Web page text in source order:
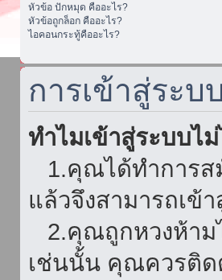
หัวข้อ ปักหมุด คืออะไร?
หัวข้อถูกล็อก คืออะไร?
ไอคอนกระทู้คืออะไร?
การเข้าสู่ระ
ทำไมเข้าสู่ระบบไ
1.คุณได้ทำการส
แล้วจึงสามารถเข้
2.คุณถูกหวงห้าม
เช่นนั้น คุณควรติด